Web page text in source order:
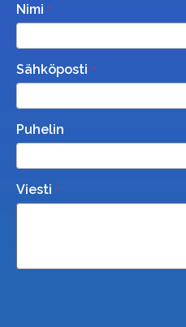
Nimi
Sähköposti
Puhelin
Viesti